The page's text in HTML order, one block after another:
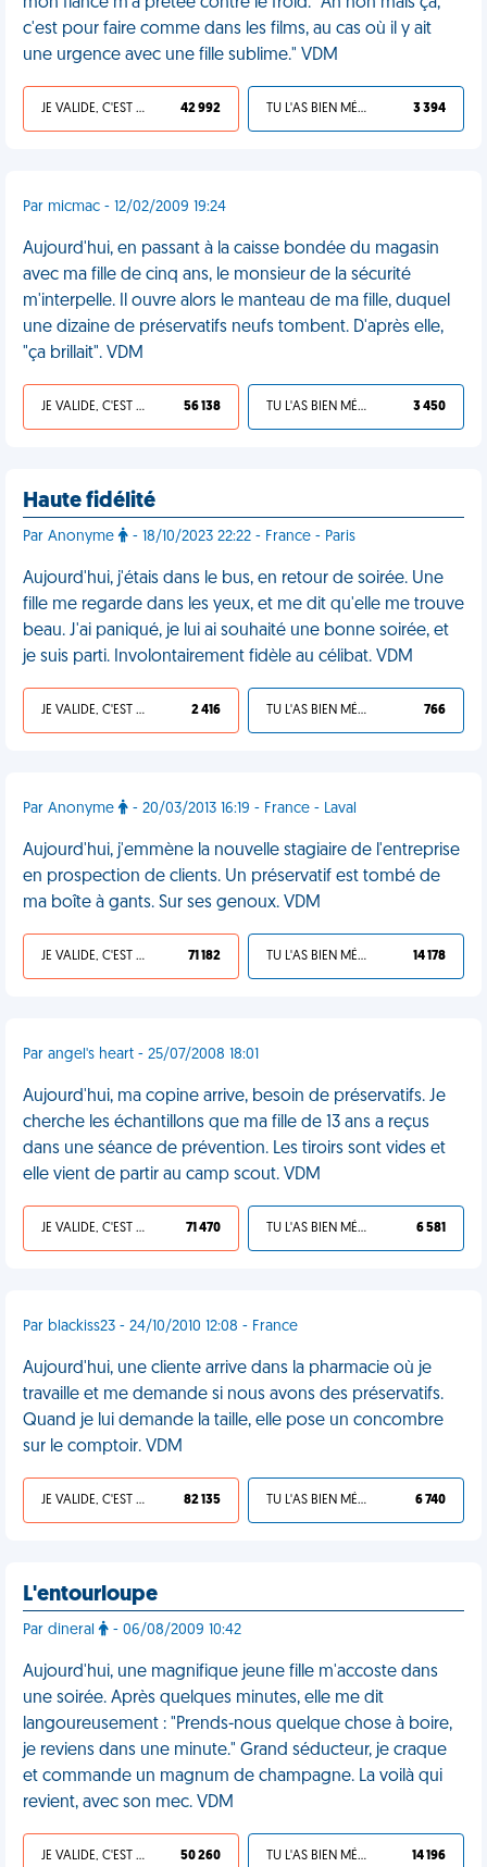
c'est pour faire comme dans les films, au cas où il y ait
une urgence avec une fille sublime." VDM
JE VALIDE, C'EST UNE VDM 42 992 TU L'AS BIEN MÉRITÉ 3 394
Par micmac - 12/02/2009 19:24
Aujourd'hui, en passant à la caisse bondée du magasin
avec ma fille de cinq ans, le monsieur de la sécurité
m'interpelle. Il ouvre alors le manteau de ma fille, duquel
une dizaine de préservatifs neufs tombent. D'après elle,
"ça brillait". VDM
JE VALIDE, C'EST UNE VDM 56 138 TU L'AS BIEN MÉRITÉ 3 450
Haute fidélité
Par Anonyme - 18/10/2023 22:22 - France - Paris
Aujourd'hui, j'étais dans le bus, en retour de soirée. Une
fille me regarde dans les yeux, et me dit qu'elle me trouve
beau. J'ai paniqué, je lui ai souhaité une bonne soirée, et
je suis parti. Involontairement fidèle au célibat. VDM
JE VALIDE, C'EST UNE VDM 2 416 TU L'AS BIEN MÉRITÉ 766
Par Anonyme - 20/03/2013 16:19 - France - Laval
Aujourd'hui, j'emmène la nouvelle stagiaire de l'entreprise
en prospection de clients. Un préservatif est tombé de
ma boîte à gants. Sur ses genoux. VDM
JE VALIDE, C'EST UNE VDM 71 182 TU L'AS BIEN MÉRITÉ 14 178
Par angel's heart - 25/07/2008 18:01
Aujourd'hui, ma copine arrive, besoin de préservatifs. Je
cherche les échantillons que ma fille de 13 ans a reçus
dans une séance de prévention. Les tiroirs sont vides et
elle vient de partir au camp scout. VDM
JE VALIDE, C'EST UNE VDM 71 470 TU L'AS BIEN MÉRITÉ 6 581
Par blackiss23 - 24/10/2010 12:08 - France
Aujourd'hui, une cliente arrive dans la pharmacie où je
travaille et me demande si nous avons des préservatifs.
Quand je lui demande la taille, elle pose un concombre
sur le comptoir. VDM
JE VALIDE, C'EST UNE VDM 82 135 TU L'AS BIEN MÉRITÉ 6 740
L'entourloupe
Par dineral - 06/08/2009 10:42
Aujourd'hui, une magnifique jeune fille m'accoste dans
une soirée. Après quelques minutes, elle me dit
langoureusement : "Prends-nous quelque chose à boire,
je reviens dans une minute." Grand séducteur, je craque
et commande un magnum de champagne. La voilà qui
revient, avec son mec. VDM
JE VALIDE, C'EST UNE VDM 50 260 TU L'AS BIEN MÉRITÉ 14 196